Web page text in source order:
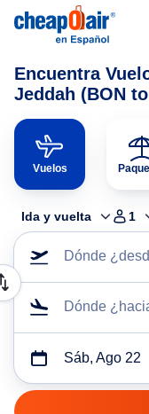
Encuentra
Jeddah (BON
Vuelos
Ida y vuelta 1
Dónde
Dónde
Sáb, Ago 22